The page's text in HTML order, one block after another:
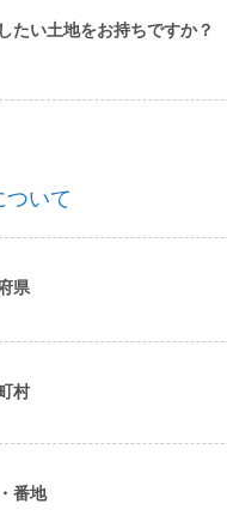
たい土地をお持ちですか？
ついて
県
村
番地